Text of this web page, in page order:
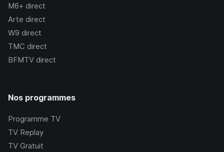
M6+ direct
Arte direct
W9 direct
TMC direct
BFMTV direct
Nos programmes
Programme TV
TV Replay
TV Gratuit